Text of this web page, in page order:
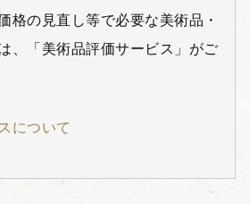
格の見直し等で必要な美術品・
、「美術品評価サービス」がご
について